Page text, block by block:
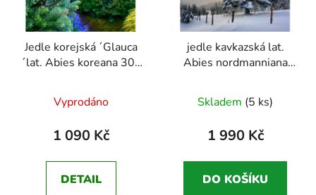
Jedle korejská ´Glauca
´lat. Abies koreana 30-
jehličnan
Vyprodáno
1 090 Kč
DETAIL
jedle kavkazská lat.
Abies nordmanniana
ideální i jako vánoční
stromekhodnocení
produktu
5,0
z
Skladem (5 ks)
1 990 Kč
DO KOŠÍKU